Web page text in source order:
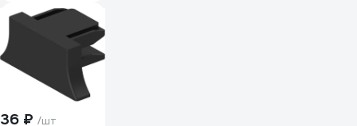
36 ₽ /шт